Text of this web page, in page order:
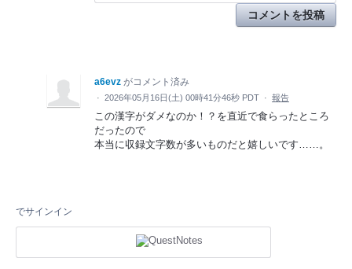
コメントを投稿
a6evz がコメント済み
· 2026年05月16日(土) 00時41分46秒 PDT · 報告
この漢字がダメなのか！？を直近で食らったところ
だったので
本当に収録文字数が多いものだと嬉しいです……。
でサインイン